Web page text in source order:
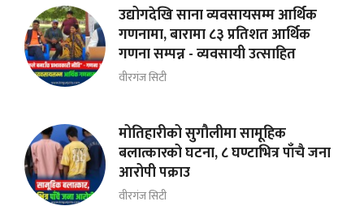
उद्योगदेखि साना व्यवसायसम्म आर्थिक
गणनामा, बारामा ८३ प्रतिशत आर्थिक
गणना सम्पन्न - व्यवसायी उत्साहित
वीरगंज सिटी
मोतिहारीको सुगौलीमा सामूहिक
बलात्कारको घटना, ८ घण्टाभित्र पाँचै जना
आरोपी पक्राउ
वीरगंज सिटी